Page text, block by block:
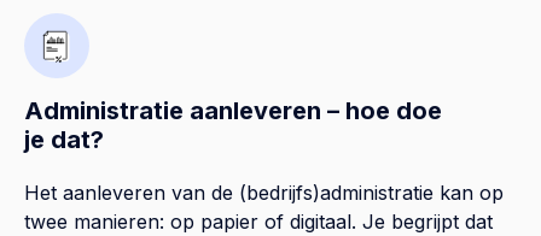
Administratie aanleveren – hoe doe
je dat?
Het aanleveren van de (bedrijfs)administratie kan op
twee manieren: op papier of digitaal. Je begrijpt dat